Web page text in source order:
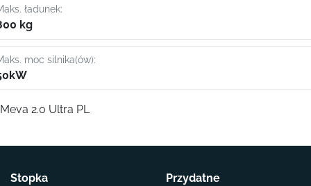
ładunek:
kg
moc silnika(ów):
Meva 2.0 Ultra PL
Stopka
Przydatne